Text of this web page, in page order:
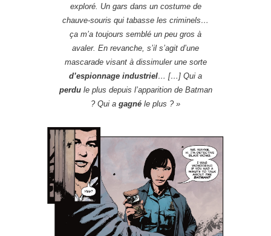
exploré. Un gars dans un costume de
chauve-souris qui tabasse les criminels…
ça m’a toujours semblé un peu gros à
avaler. En revanche, s’il s’agit d’une
mascarade visant à dissimuler une sorte
d’espionnage industriel… […] Qui a
perdule plus depuis l’apparition de Batman
? Qui a gagné le plus ?»